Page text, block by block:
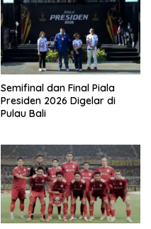
Semifinal dan Final Piala
Presiden 2026 Digelar di
Pulau Bali